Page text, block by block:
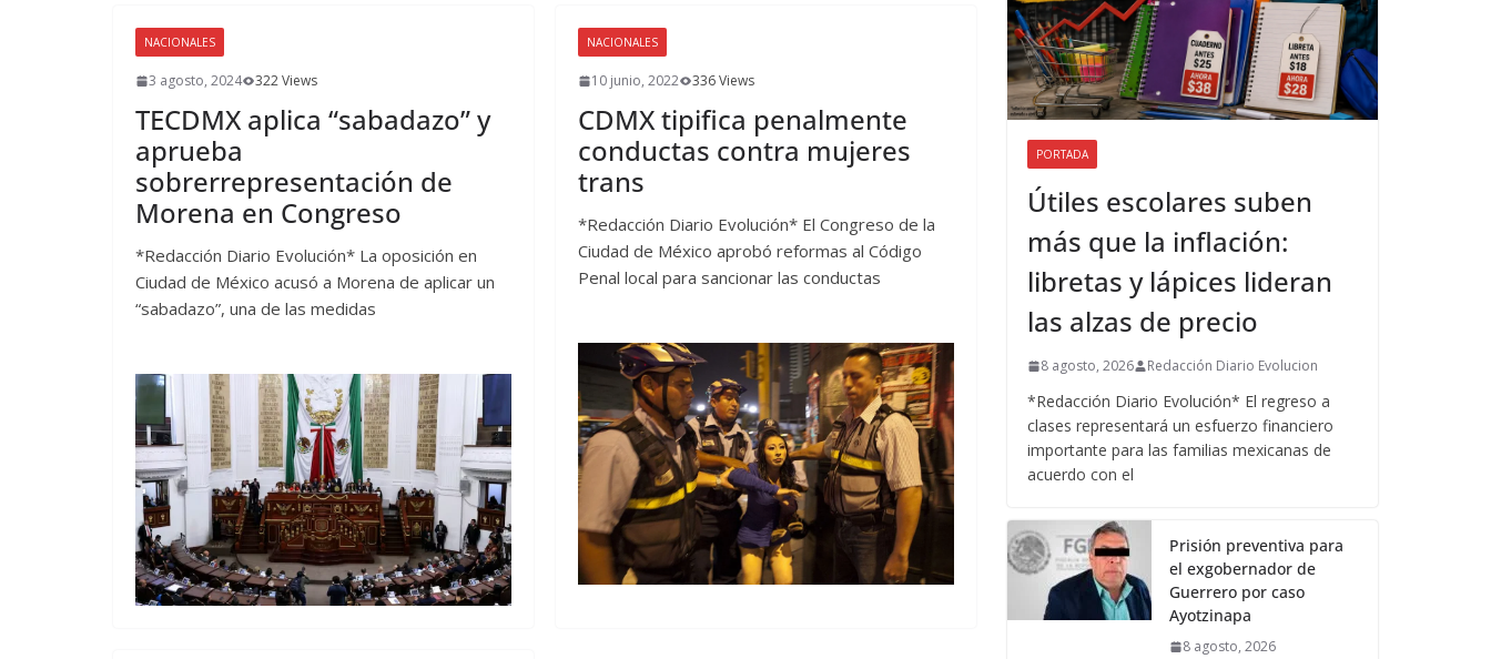
NACIONALES
3 agosto, 2024 322 Views
TECDMX aplica “sabadazo” y
aprueba
sobrerrepresentación de
Morena en Congreso
*Redacción Diario Evolución* La oposición en
Ciudad de México acusó a Morena de aplicar un
“sabadazo”, una de las medidas
NACIONALES
10 junio, 2022 336 Views
CDMX tipifica penalmente
conductas contra mujeres
trans
*Redacción Diario Evolución* El Congreso de la
Ciudad de México aprobó reformas al Código
Penal local para sancionar las conductas
PORTADA
Útiles escolares suben
más que la inflación:
libretas y lápices lideran
las alzas de precio
8 agosto, 2026 Redacción Diario Evolucion
*Redacción Diario Evolución* El regreso a
clases representará un esfuerzo financiero
importante para las familias mexicanas de
acuerdo con el
Prisión preventiva para
el exgobernador de
Guerrero por caso
Ayotzinapa
8 agosto, 2026